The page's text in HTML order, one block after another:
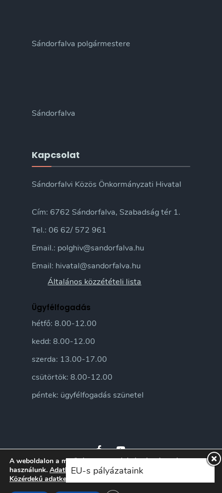
Sándorfalva polgármestere
Sándorfalva
Kapcsolat
Sándorfalvi Közös Önkormányzati Hivatal
Cím: 6762 Sándorfalva, Szabadság tér 1.
Tel.: 06 62/ 572 961
Email.: polghiv@sandorfalva.hu
Email: hivatal@sandorfalva.hu
Általános közzétételi lista
Ügyfélfogadás
hétfő: 8.00-12.00
kedd: 8.00-12.00
szerda: 13.00-17.00
csütörtök: 8.00-12.00
péntek: ügyfélfogadás szünetel
© 2026 Sándorfalva Város honlapja • Sándorfalvi Közös Önkormányzati
Hivatal 2016 | Minden jog fenntartva
EU-s pályázataink
A weboldalon a minőségi felhasználói élmény érdekében sütiket
használunk. Adatkezelési tájékoztatónkatitt ismerheti meg.
Közérdekű adatkezelési szabályzatunkat